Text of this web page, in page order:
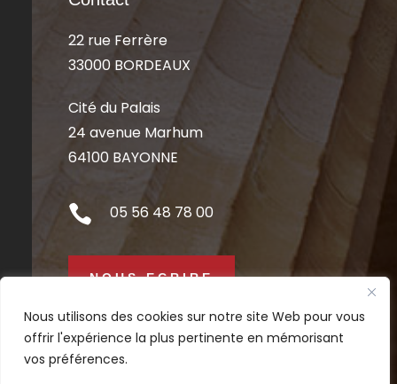
Nous utilisons des cookies sur notre site Web pour vous
offrir l'expérience la plus pertinente en mémorisant
vos préférences.
22 rue Ferrère
33000 BORDEAUX
Cité du Palais
24 avenue Marhum
64100 BAYONNE
 05 56 48 78 00
NOUS ECRIRE